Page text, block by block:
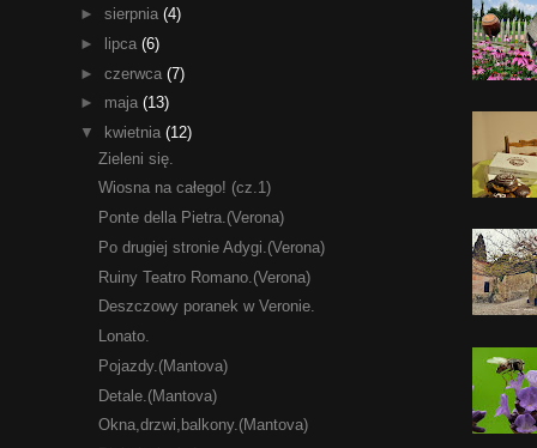
► sierpnia (4)
►
lipca (6)
► czerwca (7)
► maja (13)
▼
kwietnia (12)
Zieleni się.
Wiosna na całego! (cz.1)
Ponte della Pietra.(Verona)
Po drugiej stronie Adygi.(Verona)
Ruiny Teatro Romano.(Verona)
Deszczowy poranek w Veronie.
Lonato.
Pojazdy.(Mantova)
Detale.(Mantova)
Okna,drzwi,balkony.(Mantova)